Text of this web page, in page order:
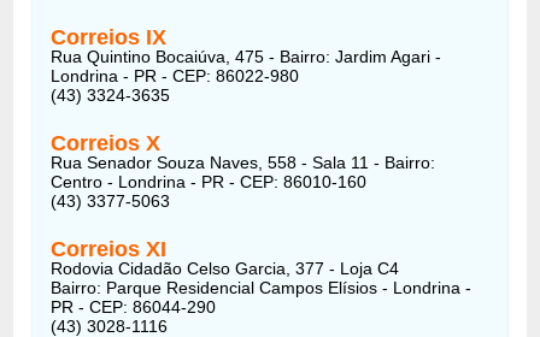
Correios IX
Rua Quintino Bocaiúva, 475 - Bairro: Jardim Agari -
Londrina - PR - CEP: 86022-980
(43) 3324-3635
Correios X
Rua Senador Souza Naves, 558 - Sala 11 - Bairro:
Centro - Londrina - PR - CEP: 86010-160
(43) 3377-5063
Correios XI
Rodovia Cidadão Celso Garcia, 377 - Loja C4
Bairro: Parque Residencial Campos Elísios - Londrina -
PR - CEP: 86044-290
(43) 3028-1116